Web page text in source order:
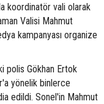
koordinatör vali olarak
Valisi Mahmut
kampanyası organize
polis Gökhan Ertok
yönelik binlerce
edildi. Sonel'in Mahmut